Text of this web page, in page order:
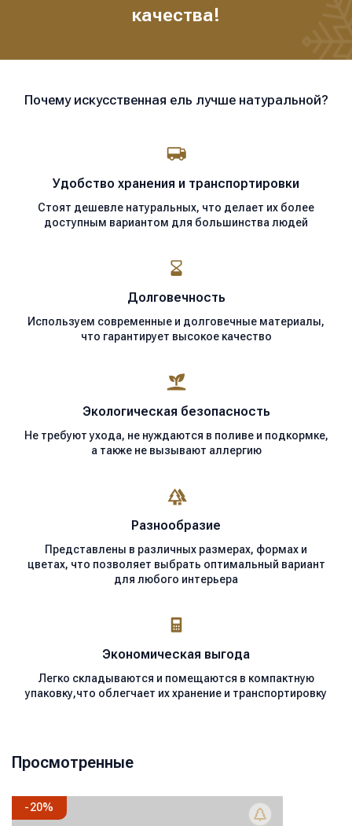
качества!
Почему искусственная ель лучше натуральной?
Удобство хранения и транспортировки
Стоят дешевле натуральных, что делает их более
доступным вариантом для большинства людей
Долговечность
Используем современные и долговечные материалы,
что гарантирует высокое качество
Экологическая безопасность
Не требуют ухода, не нуждаются в поливе и подкормке,
а также не вызывают аллергию
Разнообразие
Представлены в различных размерах, формах и
цветах, что позволяет выбрать оптимальный вариант
для любого интерьера
Экономическая выгода
Легко складываются и помещаются в компактную
упаковку,что облегчает их хранение и транспортировку
Просмотренные
-20%